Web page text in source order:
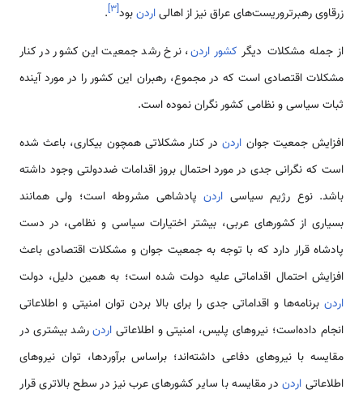
زرقاوی رهبر‌تروریست‌های عراق نیز از اهالیاردنبود[۳]
.
از جمله مشکلات دیگر کشور اردن، نرخ رشد جمعیت این کشور در کنار
مشکلات اقتصادی است که در مجموع، رهبران این کشور را در مورد آینده
ثبات سیاسی و نظامی‌ کشور نگران نموده است.
افزایش جمعیت جوان اردندر کنار مشکلاتی همچون بیکاری، باعث شده
است که نگرانی جدی در مورد احتمال بروز اقدامات ضددولتی وجود داشته
باشد. نوع رژیم سیاسی اردنپادشاهی مشروطه است؛ ولی همانند
بسیاری از کشورهای عربی، بیشتر اختیارات سیاسی و نظامی، در دست
پادشاه قرار دارد که با توجه به جمعیت جوان و مشکلات اقتصادی باعث
افزایش احتمال اقداماتی علیه دولت شده است؛ به همین دلیل، دولت
اردن برنامه‌ها و اقداماتی جدی را برای بالا بردن توان امنیتی و اطلاعاتی
انجام داده‌است؛ نیروهای پلیس، امنیتی و اطلاعاتیاردنرشد بیشتری در
مقایسه با نیروهای دفاعی داشته‌اند؛ براساس برآوردها، توان نیروهای
اطلاعاتی اردندر مقایسه با سایر کشورهای عرب نیز در سطح بالاتری قرار